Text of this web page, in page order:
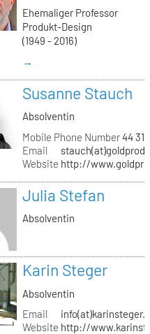
Ehemaliger Professor
Produkt-Design
(1949 - 2016)
→
Susanne Stauch
Absolventin
Mobile Phone Number44 31
Email
Website http://
Julia Stefan
Absolventin
Karin Steger
Absolventin
Email
Website http://